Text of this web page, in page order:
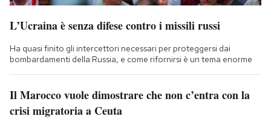
L’Ucraina è senza difese contro i missili russi
Ha quasi finito gli intercettori necessari per proteggersi dai
bombardamenti della Russia, e come rifornirsi è un tema enorme
Il Marocco vuole dimostrare che non c’entra con la
crisi migratoria a Ceuta